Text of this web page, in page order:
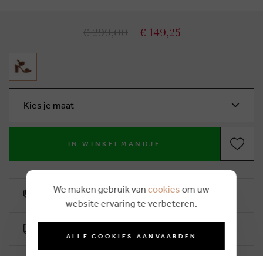
€ 299,00 € 149,25
Kies je maat
IN WINKELMANDJE
10% klantenkorting
We maken gebruik van cookies om uw
website ervaring te verbeteren.
ALLE COOKIES AANVAARDEN